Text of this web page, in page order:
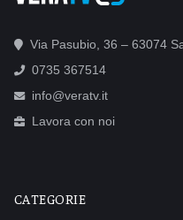
Via Pasubio, 36 – 63074
0735 367514
info@veratv.it
Lavora con noi
CATEGORIE